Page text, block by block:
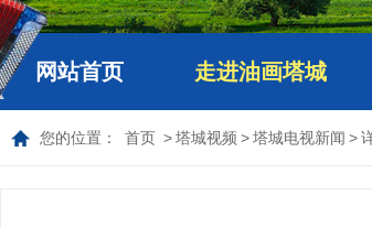
网站首页 走进油画塔城
您的位置： 首页 >塔城视频 >塔城电视新闻 >